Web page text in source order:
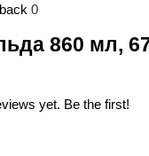
0
860 мл,
yet. Be the first!